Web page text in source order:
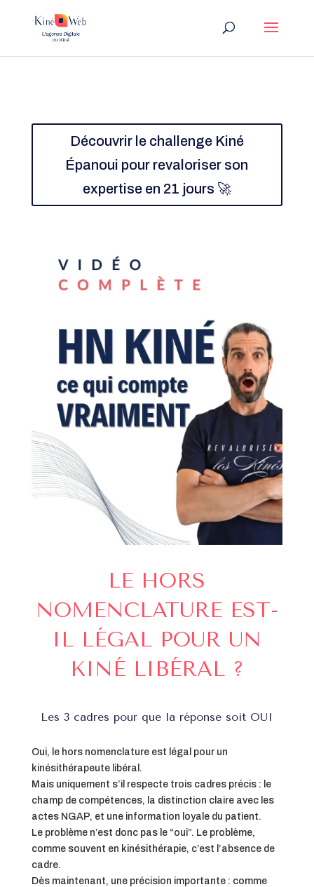
Découvrir le challenge Kiné
Épanoui pour revaloriser son
expertise en 21 jours 🚀
LE HORS
NOMENCLATURE EST-
IL LÉGAL POUR UN
KINÉ LIBÉRAL ?
Les 3 cadres pour que la réponse soit OUI
Oui, le hors nomenclature est légal pour un
kinésithérapeute libéral.
Mais uniquement s’il respecte trois cadres précis : le
champ de compétences, la distinction claire avec les
actes NGAP, et une information loyale du patient.
Le problème n’est donc pas le “oui”. Le problème,
comme souvent en kinésithérapie, c’est l’absence de
cadre.
Dès maintenant, une précision importante : comme